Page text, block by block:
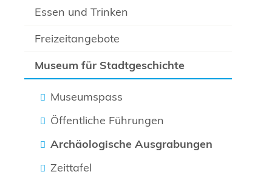
Essen und Trinken
Freizeitangebote
Museum für Stadtgeschichte
Museumspass
Öffentliche Führungen
Archäologische Ausgrabungen
Zeittafel